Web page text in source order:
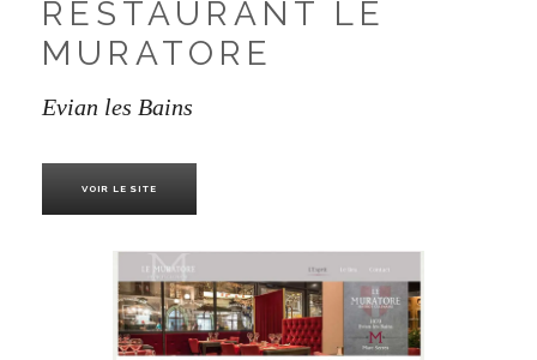
RESTAURANT LE
MURATORE
Evian les Bains
VOIR LE SITE